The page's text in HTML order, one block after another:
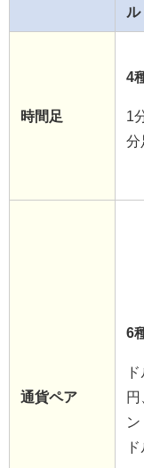
ル
時間足
4
1
分
通貨ペア
6